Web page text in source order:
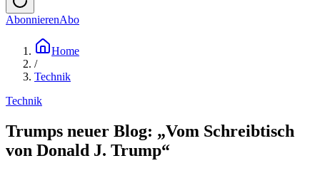
AbonnierenAbo
Home
/
Technik
Technik
Trumps neuer Blog: „Vom Schreibtisch
von Donald J. Trump“